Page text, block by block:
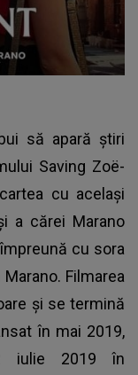
să apară știri
Saving Zoë-
cu același
a cărei Marano
cu sora
Filmarea
și se termină
în mai 2019,
iulie 2019 în